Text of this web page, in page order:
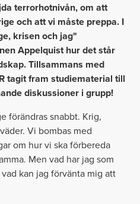
terrorhotnivån, om att
och att vi måste preppa. I
krisen och jag"
Appelquist hur det står
Tillsammans med
tagit fram studiematerial till
diskussioner i grupp!
förändras snabbt. Krig,
Vi bombas med
om hur vi ska förbereda
Men vad har jag som
kan jag förvänta mig att